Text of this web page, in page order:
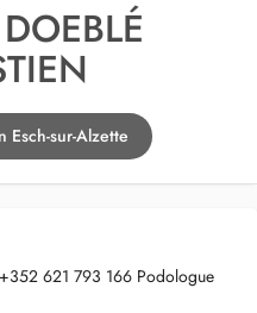
Esch-sur-Alzette
621 793 166 Podologue